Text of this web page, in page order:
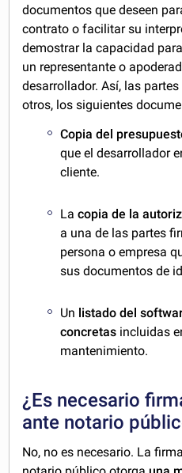
documentos que deseen
contrato o facilitar su
demostrar la capacidad
un representante o
desarrollador. Así, las
otros, los siguientes
Copia del
que el desarrollador
cliente.
Lacopia de la
a una de las partes
persona o empresa
sus documentos de
Un listado del
concretas incluidas
mantenimiento.
¿Es necesario
ante notario
No, no es necesario. La